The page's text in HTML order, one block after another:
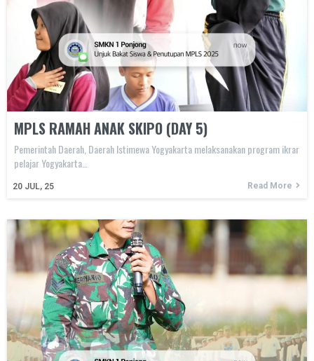
MPLS RAMAH ANAK SKIPO (DAY 5)
20 JUL, 25
Pemerintah Daerah, Daerah Istimewa Yogyakarta melaksanakan program ikrar
pelajar Yogyakarta…
Read More